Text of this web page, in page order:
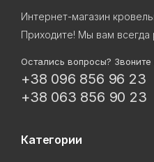
Интернет-магазин
Приходите! Мы вам всегда
Остались вопросы? Звоните
+38 096 856 96 23
+38 063 856 90 23
Категории